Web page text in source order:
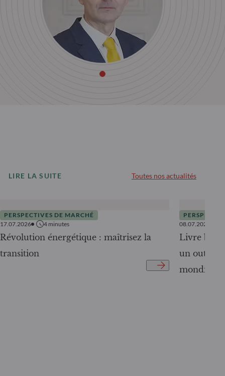
LIRE LA SUITE Toutes nos actualités
PERSPECTIVES DE MARCHÉ
17.07.2026
4 minutes
Révolution énergétique : maîtrisez la
transition
08.07.2026
Livre
un outil
mondiale